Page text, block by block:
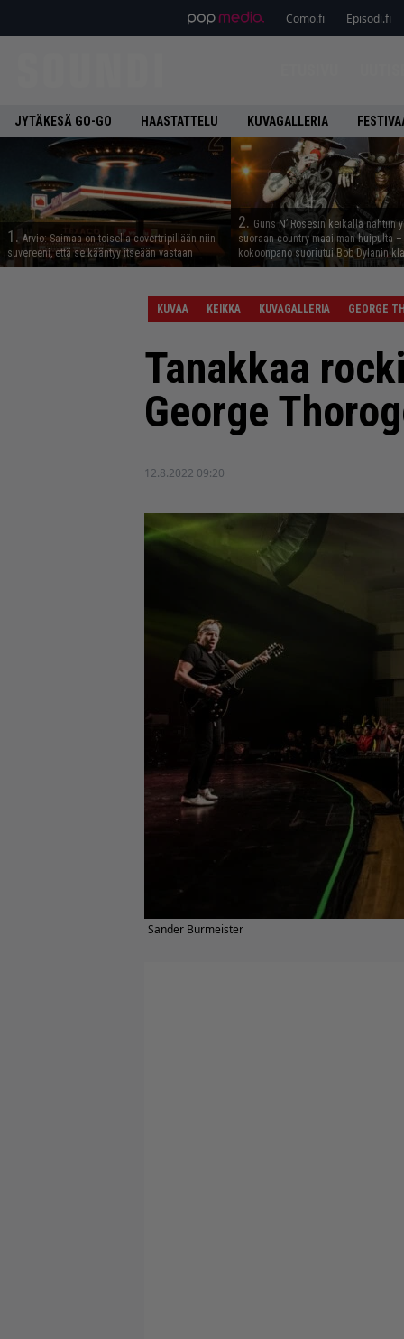
Como.fi Episodi.fi
JYTÄKESÄ GO-GO HAASTATTELU KUVAGALLERIA
1. Arvio: Saimaa on toisella covertripillään niin
suvereeni, että se kääntyy itseään vastaan
2. Guns N’ Rosesin keikalla nähtiin
suoraan country-maailman huipulta –
kokoonpano suoriutui Bob Dylanin
KUVAA KEIKKA KUVAGALLERIA GEORGE
Tanakkaa
George
12.8.2022 09:20
Sander Burmeister